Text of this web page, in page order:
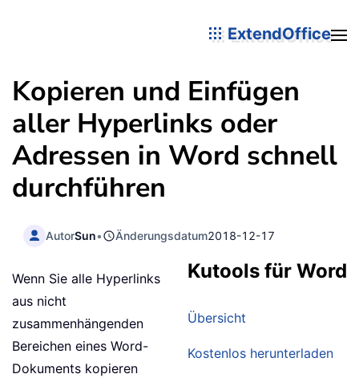
ExtendOffice
Kopieren und Einfügen
aller Hyperlinks oder
Adressen in Word schnell
durchführen
AutorSun• Änderungsdatum2018-12-17
Kutools für Word
Übersicht
Kostenlos herunterladen
Wenn Sie alle Hyperlinks
aus nicht
zusammenhängenden
Bereichen eines Word-
Dokuments kopieren